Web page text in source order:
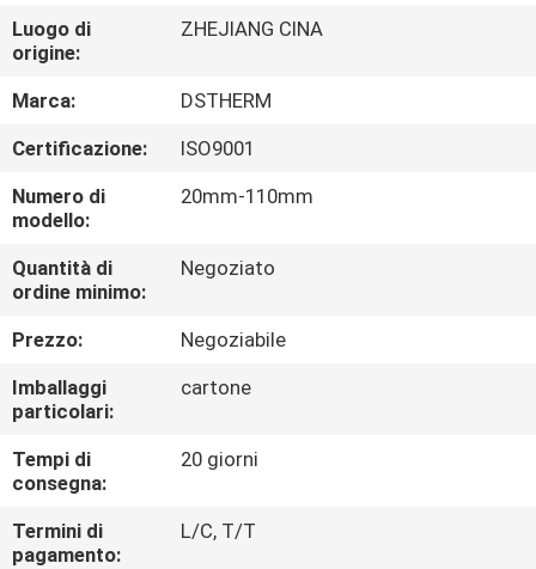
NOI
VISITA
ALLA
FABBRICA
CONTROLLO
QUALITÀ
CONTATTACI
NOTIZIE
CASI
Luogo di
origine:
ZHEJIANG CINA
Marca:
DSTHERM
Certificazione:
ISO9001
Numero di
modello:
20mm-110mm
Quantità di
ordine minimo:
Negoziato
Prezzo:
Negoziabile
Imballaggi
particolari:
cartone
Tempi di
consegna:
20 giorni
Termini di
pagamento:
L/C, T/T